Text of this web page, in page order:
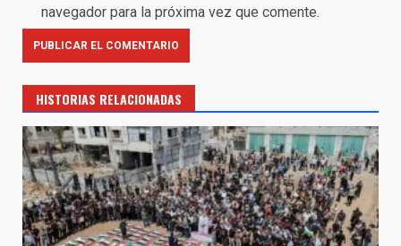
navegador para la próxima vez que comente.
HISTORIAS RELACIONADAS